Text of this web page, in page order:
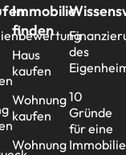
Immobilie
finden
Haus
kaufen
Wohnung
kaufen
Wohnung
des
10
Gründe
für eine
Immobilie